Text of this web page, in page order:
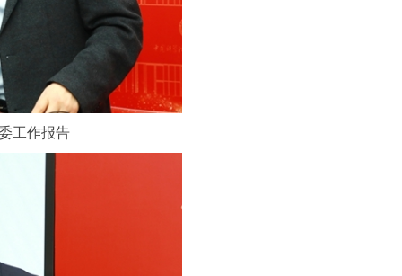
工作报告